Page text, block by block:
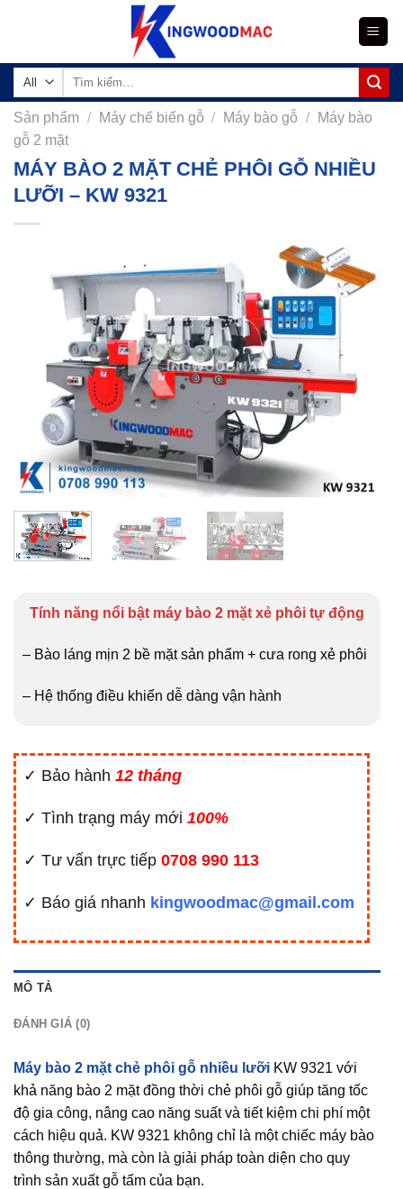
Tìm
Sản phẩm / Máy chế biến gỗ / Máy bào gỗ /
Máy bào
gỗ 2 mặt
MÁY BÀO 2 MẶT CHẺ PHÔI GỖ NHIỀU
LƯỠI – KW 9321
Tính năng nổi bật máy bào 2 mặt xẻ phôi tự động
– Bào láng mịn 2 bề mặt sản phẩm + cưa rong xẻ phôi
– Hệ thống điều khiển dễ dàng vận hành
✓ Bảo hành 12 tháng
✓ Tình trạng máy mới 100%
✓ Tư vấn trực tiếp 0708 990 113
✓ Báo giá nhanh kingwoodmac@gmail.com
MÔ TẢ
ĐÁNH GIÁ (0)
Máy bào 2 mặt chẻ phôi gỗ nhiều lưỡi KW 9321 với
khả năng bào 2 mặt đồng thời chẻ phôi gỗ giúp tăng tốc
độ gia công, nâng cao năng suất và tiết kiệm chi phí một
cách hiệu quả. KW 9321 không chỉ là một chiếc máy bào
thông thường, mà còn là giải pháp toàn diện cho quy
trình sản xuất gỗ tấm của bạn.